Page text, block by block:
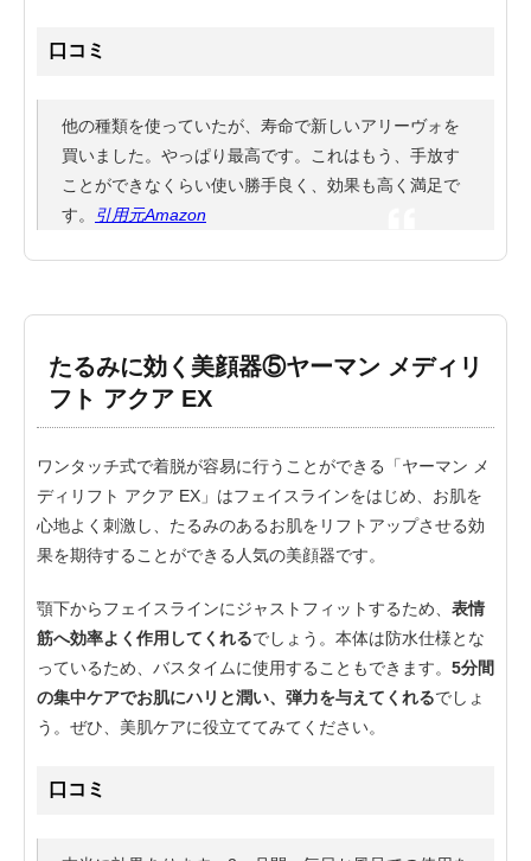
口コミ
他の種類を使っていたが、寿命で新しいアリーヴォを
買いました。やっぱり最高です。これはもう、手放す
ことができなくらい使い勝手良く、効果も高く満足で
す。
引用元Amazon
たるみに効く美顔器⑤ヤーマン メディリ
フト アクア EX
ワンタッチ式で着脱が容易に行うことができる「ヤーマン メ
ディリフト アクア EX」はフェイスラインをはじめ、お肌を
心地よく刺激し、たるみのあるお肌をリフトアップさせる効
果を期待することができる人気の美顔器です。
顎下からフェイスラインにジャストフィットするため、 表情
筋へ効率よく作用してくれるでしょう。本体は防水仕様とな
っているため、バスタイムに使用することもできます。 5分間
の集中ケアでお肌にハリと潤い、弾力を与えてくれるでしょ
う。ぜひ、美肌ケアに役立ててみてください。
口コミ